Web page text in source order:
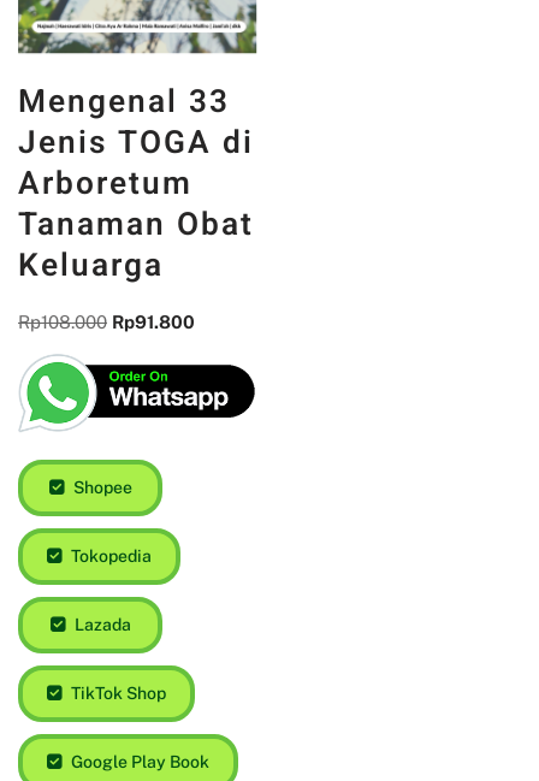
Mengenal 33
Jenis TOGA di
Arboretum
Tanaman Obat
Keluarga
Rp108.000 Rp91.800
Shopee
Tokopedia
Lazada
TikTok Shop
Google Play Book